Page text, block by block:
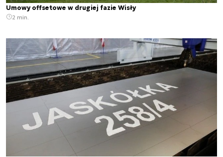
Umowy offsetowe w drugiej fazie Wisły
2 min.